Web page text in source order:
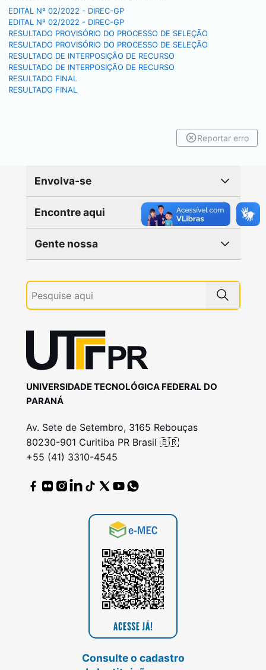
EDITAL Nº 02/2022 - DIREC-GP
EDITAL Nº 02/2022 - DIREC-GP
RESULTADO PROVISÓRIO DO PROCESSO DE SELEÇÃO
RESULTADO PROVISÓRIO DO PROCESSO DE SELEÇÃO
RESULTADO DE INTERPOSIÇÃO DE RECURSO
RESULTADO DE INTERPOSIÇÃO DE RECURSO
RESULTADO FINAL
RESULTADO FINAL
Reportar erro
Envolva-se
Encontre aqui
Gente nossa
UNIVERSIDADE TECNOLÓGICA FEDERAL DO
PARANÁ
Av. Sete de Setembro, 3165 Rebouças
80230-901 Curitiba PR Brasil 🇧🇷
+55 (41) 3310-4545
Consulte o cadastro